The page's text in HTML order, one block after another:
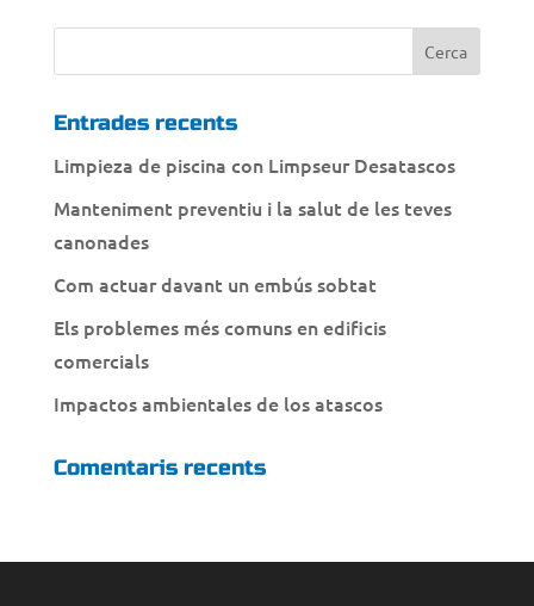
Entrades recents
Limpieza de piscina con Limpseur Desatascos
Manteniment preventiu i la salut de les teves
canonades
Com actuar davant un embús sobtat
Els problemes més comuns en edificis
comercials
Impactos ambientales de los atascos
Comentaris recents